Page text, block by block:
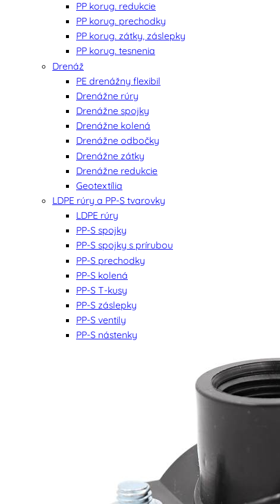
PP korug. redukcie
PP korug. prechodky
PP korug. zátky, záslepky
PP korug. tesnenia
Drenáž
PE drenážny flexibil
Drenážne rúry
Drenážne spojky
Drenážne kolená
Drenážne odbočky
Drenážne zátky
Drenážne redukcie
Geotextília
LDPE rúry a PP-S tvarovky
LDPE rúry
PP-S spojky
PP-S spojky s prírubou
PP-S prechodky
PP-S kolená
PP-S T-kusy
PP-S záslepky
PP-S ventily
PP-S nástenky